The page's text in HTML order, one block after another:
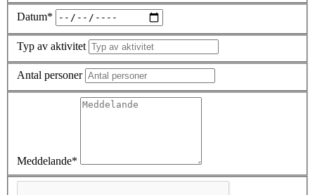
Datum*
Typ av aktivitet
Antal personer
Meddelande*